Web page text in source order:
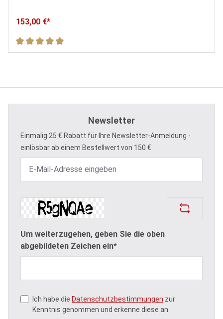
153,00 €*
Durchschnittliche Bewertung von 5 von 5 Sternen
Newsletter
Einmalig 25 € Rabatt für Ihre Newsletter-Anmeldung -
einlösbar ab einem Bestellwert von 150 €
Um weiterzugehen, geben Sie die oben
abgebildeten Zeichen ein*
Ich habe die Datenschutzbestimmungen zur
Kenntnis genommen und erkenne diese an.